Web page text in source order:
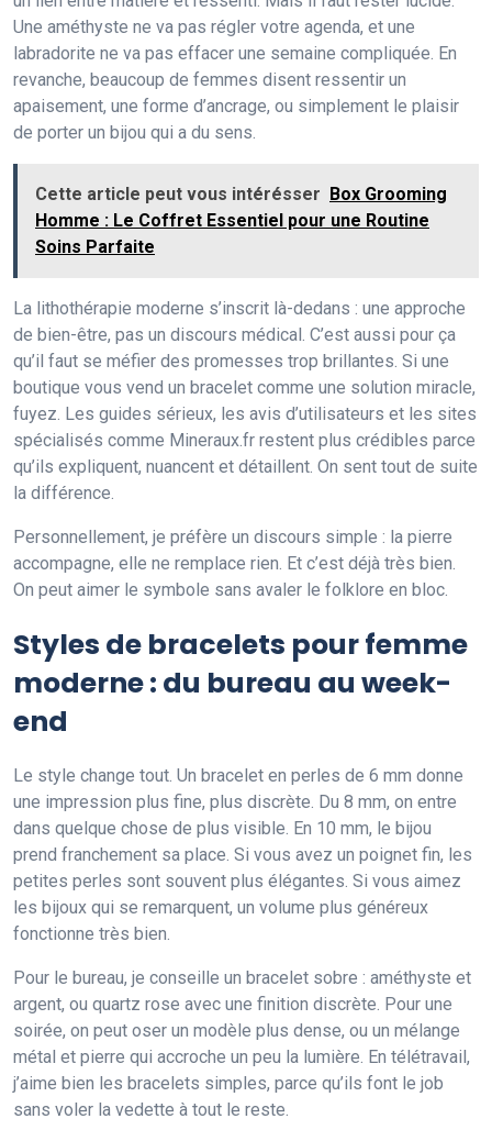
Une améthyste ne va pas régler votre agenda, et une
labradorite ne va pas effacer une semaine compliquée. En
revanche, beaucoup de femmes disent ressentir un
apaisement, une forme d’ancrage, ou simplement le plaisir
de porter un bijou qui a du sens.
Cette article peut vous intérésser Box Grooming
Homme : Le Coffret Essentiel pour une Routine
Soins Parfaite
La lithothérapie moderne s’inscrit là-dedans : une approche
de bien-être, pas un discours médical. C’est aussi pour ça
qu’il faut se méfier des promesses trop brillantes. Si une
boutique vous vend un bracelet comme une solution miracle,
fuyez. Les guides sérieux, les avis d’utilisateurs et les sites
spécialisés comme Mineraux.fr restent plus crédibles parce
qu’ils expliquent, nuancent et détaillent. On sent tout de suite
la différence.
Personnellement, je préfère un discours simple : la pierre
accompagne, elle ne remplace rien. Et c’est déjà très bien.
On peut aimer le symbole sans avaler le folklore en bloc.
Styles de bracelets pour femme
moderne : du bureau au week-
end
Le style change tout. Un bracelet en perles de 6 mm donne
une impression plus fine, plus discrète. Du 8 mm, on entre
dans quelque chose de plus visible. En 10 mm, le bijou
prend franchement sa place. Si vous avez un poignet fin, les
petites perles sont souvent plus élégantes. Si vous aimez
les bijoux qui se remarquent, un volume plus généreux
fonctionne très bien.
Pour le bureau, je conseille un bracelet sobre : améthyste et
argent, ou quartz rose avec une finition discrète. Pour une
soirée, on peut oser un modèle plus dense, ou un mélange
métal et pierre qui accroche un peu la lumière. En télétravail,
j’aime bien les bracelets simples, parce qu’ils font le job
sans voler la vedette à tout le reste.